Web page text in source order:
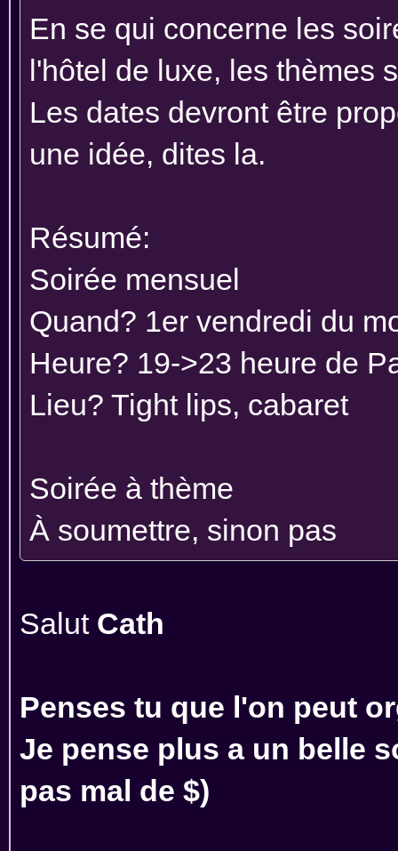
En se qui concerne les
l'hôtel de luxe, les thèmes
Les dates devront être
une idée, dites la.
Résumé:
Soirée mensuel
Quand? 1er vendredi du
Heure? 19->23 heure de
Lieu? Tight lips, cabaret
Soirée à thème
À soumettre, sinon pas
Salut Cath
Penses tu que l'on peut
Je pense plus a un belle
pas mal de $)